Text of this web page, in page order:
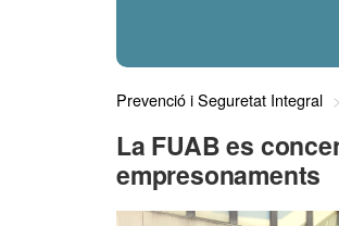
Prevenció i Seguretat Integral
La FUAB es
empresonaments